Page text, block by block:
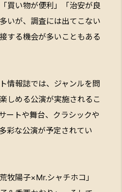
買い物が便利」「治安が良
いが、調査には出てこない
する機会が多いこともある
情報誌では、ジャンルを問
しめる公演が実施されるこ
ートや舞台、クラシックや
彩な公演が予定されてい
牧陽子×Mr.シャチホコ」